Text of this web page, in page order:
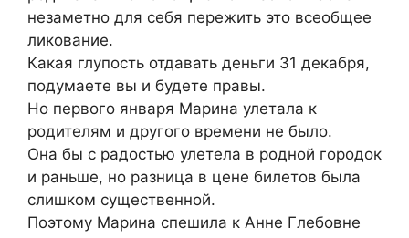
незаметно для себя пережить это всеобщее
ликование.
Какая глупость отдавать деньги 31 декабря,
подумаете вы и будете правы.
Но первого января Марина улетала к
родителям и другого времени не было.
Она бы с радостью улетела в родной городок
и раньше, но разница в цене билетов была
слишком существенной.
Поэтому Марина спешила к Анне Глебовне